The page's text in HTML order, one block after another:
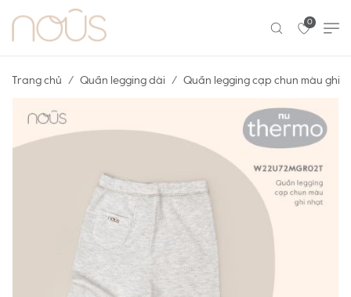
0
Trang chủ Quần legging dài Quần legging cạp chun màu ghi